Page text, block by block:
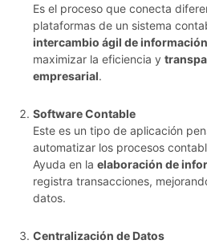
Es el proceso que conecta
plataformas de un sistema
intercambio ágil de
maximizar la eficiencia y
empresarial.
Software Contable
Este es un tipo de aplicación
automatizar los procesos
Ayuda en la elaboración de
registra transacciones,
datos.
Centralización de Datos